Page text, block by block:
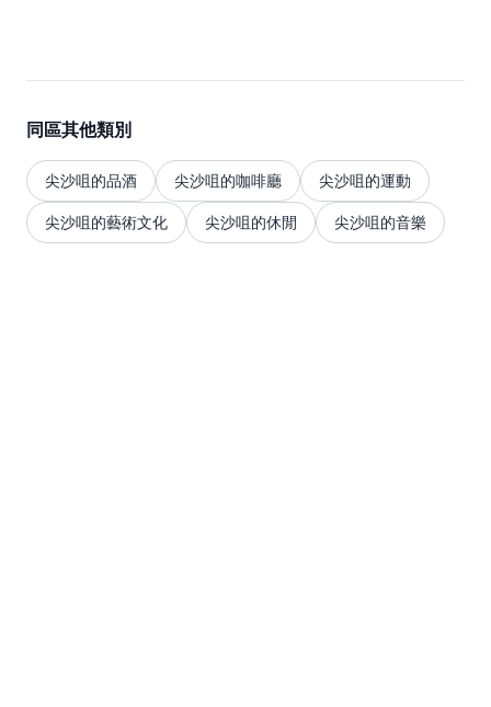
同區其他類別
尖沙咀的品酒 尖沙咀的咖啡廳
尖沙咀的運動
尖沙咀的藝術文化
尖沙咀的休閒 尖沙咀的音樂